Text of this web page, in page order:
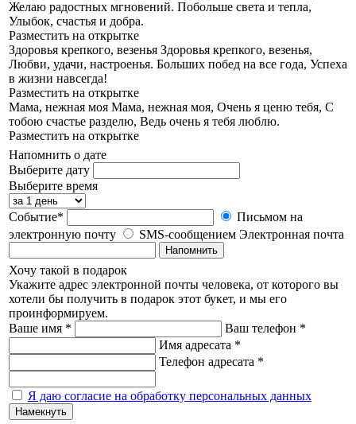
Желаю радостных мгновений. Побольше света и тепла,
Улыбок, счастья и добра.
Разместить на открытке
Здоровья крепкого, везенья Здоровья крепкого, везенья,
Любви, удачи, настроенья. Больших побед на все года, Успеха
в жизни навсегда!
Разместить на открытке
Мама, нежная моя Мама, нежная моя, Очень я ценю тебя, С
тобою счастье разделю, Ведь очень я тебя люблю.
Разместить на открытке
Напомнить о дате
Выберите дату
Выберите время
Событие*
Письмом на
электронную почту
SMS-сообщением Электронная почта
Напомнить
Хочу такой в подарок
Укажите адрес электронной почты человека, от которого вы
хотели бы получить в подарок этот букет, и мы его
проинформируем.
Ваше имя *
Ваш телефон *
Имя адресата *
Телефон адресата *
Я даю согласие на обработку персональных данных
Намекнуть